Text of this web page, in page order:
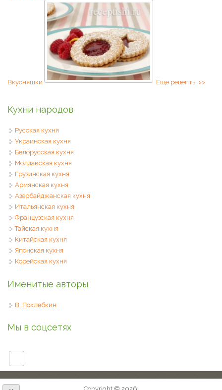
Вкусняшки Еще рецепты >>
Кухни народов
Русская кухня
Украинская кухня
Белорусская кухня
Молдавская кухня
Грузинская кухня
Армянская кухня
Азербайджанская кухня
Итальянская кухня
Французская кухня
Тайская кухня
Китайская кухня
Японская кухня
Корейская кухня
Именитые авторы
В. Похлебкин
Мы в соцсетях